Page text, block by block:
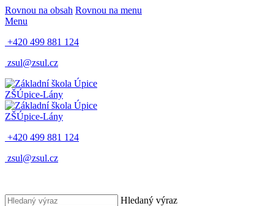
Rovnou na obsah Rovnou na menu
Menu
+420 499 881 124
zsul@zsul.cz
ZŠÚpice-Lány
ZŠÚpice-Lány
+420 499 881 124
zsul@zsul.cz
Hledaný výraz